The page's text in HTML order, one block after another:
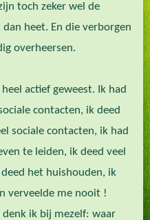
toch zeker wel de
heet. En die verborgen
overheersen.
actief geweest. Ik had
contacten, ik deed
sociale contacten, ik had
te leiden, ik deed veel
het huishouden, ik
verveelde me nooit !
ik bij mezelf: waar